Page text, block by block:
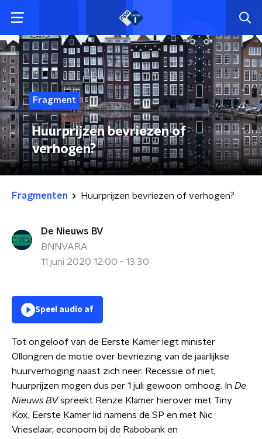
Fragment
Huurprijzen bevriezen of
verhogen?
Fragmenten Huurprijzen bevriezen of verhogen?
De Nieuws BV
BNNVARA
11 juni 2020 12:00 - 13:30
Speel audio af
Tot ongeloof van de Eerste Kamer legt minister
Ollongren de motie over bevriezing van de jaarlijkse
huurverhoging naast zich neer. Recessie of niet,
huurprijzen mogen dus per 1 juli gewoon omhoog. In De
Nieuws BVspreekt Renze Klamer hierover met Tiny
Kox, Eerste Kamer lid namens de SP en met Nic
Vrieselaar, econoom bij de Rabobank en